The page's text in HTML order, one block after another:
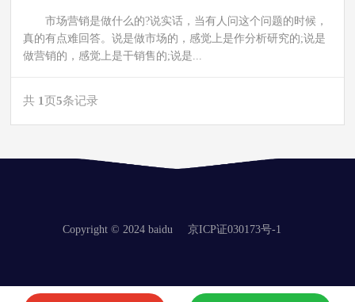
市场营销是做什么的?说实话，当有人问这个问题的时候，
真的有点难回答。说是做市场的，感觉上是作分析研究的;说是
做营销的，感觉上是干销售的;说是...
共 1页5条记录
Copyright © 2024 baidu 京ICP证030173号-1